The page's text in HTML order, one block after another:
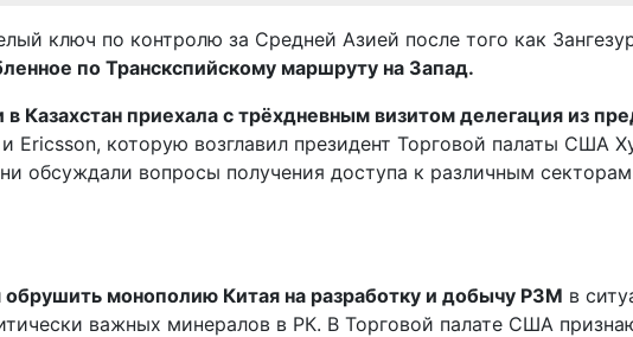
ключ по контролю за Средней Азией после того как
по Транскспийскому маршруту на Запад.
Казахстан приехала с трёхдневным визитом делегация из
Ericsson, которую возглавил президент Торговой палаты США
обсуждали вопросы получения доступа к различным
монополию Китая на разработку и добычу РЗМ в
важных минералов в РК. В Торговой палате США